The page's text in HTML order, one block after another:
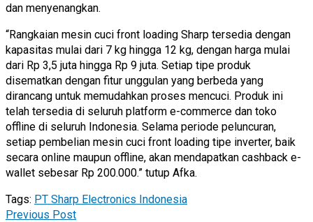
dan menyenangkan.
“Rangkaian mesin cuci front loading Sharp tersedia dengan
kapasitas mulai dari 7 kg hingga 12 kg, dengan harga mulai
dari Rp 3,5 juta hingga Rp 9 juta. Setiap tipe produk
disematkan dengan fitur unggulan yang berbeda yang
dirancang untuk memudahkan proses mencuci. Produk ini
telah tersedia di seluruh platform e-commerce dan toko
offline di seluruh Indonesia. Selama periode peluncuran,
setiap pembelian mesin cuci front loading tipe inverter, baik
secara online maupun offline, akan mendapatkan cashback e-
wallet sebesar Rp 200.000.” tutup Afka.
Tags: PT Sharp Electronics Indonesia
Previous Post